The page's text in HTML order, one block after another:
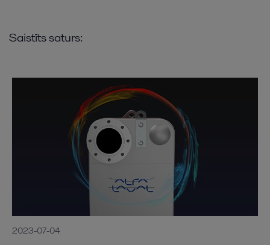
Saistīts saturs:
2023-07-04